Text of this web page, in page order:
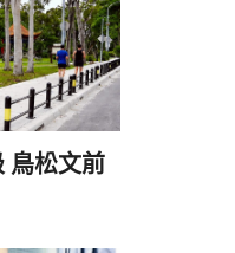
鳥松文前